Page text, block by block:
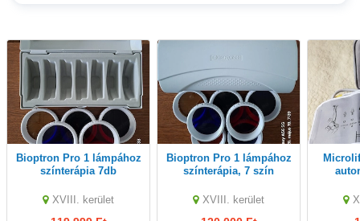
Bioptron Pro 1 lámpához
színterápia 7db
XVIII. kerület
Bioptron Pro 1 lámpához
színterápia, 7 szín
XVIII. kerület
Microlife BP A150 Afib